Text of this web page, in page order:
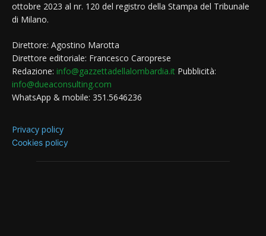
ottobre 2023 al nr. 120 del registro della Stampa del Tribunale
di Milano.
Direttore: Agostino Marotta
Direttore editoriale: Francesco Caroprese
Redazione: info@gazzettadellalombardia.it Pubblicità:
info@dueaconsulting.com
WhatsApp & mobile: 351.5646236
Privacy policy
Cookies policy